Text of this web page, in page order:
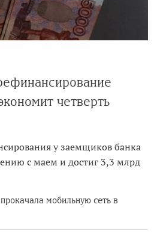
четверть
у заемщиков банка
с маем и достиг 3,3 млрд
мобильную сеть в